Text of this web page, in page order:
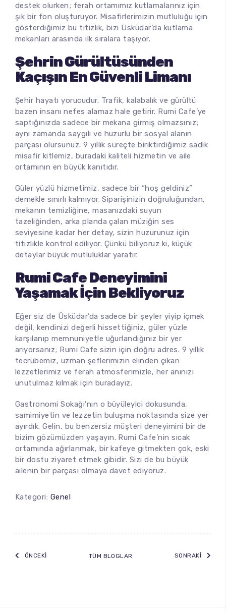
destek olurken; ferah ortamımız kutlamalarınız için
şık bir fon oluşturuyor. Misafirlerimizin mutluluğu için
gösterdiğimiz bu titizlik, bizi Üsküdar’da kutlama
mekanları arasında ilk sıralara taşıyor.
Şehrin Gürültüsünden
Kaçışın En Güvenli Limanı
Şehir hayatı yorucudur. Trafik, kalabalık ve gürültü
bazen insanı nefes alamaz hale getirir. Rumi Cafe’ye
saptığınızda sadece bir mekana girmiş olmazsınız;
aynı zamanda saygılı ve huzurlu bir sosyal alanın
parçası olursunuz. 9 yıllık süreçte biriktirdiğimiz sadık
misafir kitlemiz, buradaki kaliteli hizmetin ve aile
ortamının en büyük kanıtıdır.
Güler yüzlü hizmetimiz, sadece bir “hoş geldiniz”
demekle sınırlı kalmıyor. Siparişinizin doğruluğundan,
mekanın temizliğine, masanızdaki suyun
tazeliğinden, arka planda çalan müziğin ses
seviyesine kadar her detay, sizin huzurunuz için
titizlikle kontrol ediliyor. Çünkü biliyoruz ki, küçük
detaylar büyük mutluluklar yaratır.
Rumi Cafe Deneyimini
Yaşamak İçin Bekliyoruz
Eğer siz de Üsküdar’da sadece bir şeyler yiyip içmek
değil, kendinizi değerli hissettiğiniz, güler yüzle
karşılanıp memnuniyetle uğurlandığınız bir yer
arıyorsanız; Rumi Cafe sizin için doğru adres. 9 yıllık
tecrübemiz, uzman şeflerimizin elinden çıkan
lezzetlerimiz ve ferah atmosferimizle, her anınızı
unutulmaz kılmak için buradayız.
Gastronomi Sokağı’nın o büyüleyici dokusunda,
samimiyetin ve lezzetin buluşma noktasında size yer
ayırdık. Gelin, bu benzersiz müşteri deneyimini bir de
bizim gözümüzden yaşayın. Rumi Cafe’nin sıcak
ortamında ağırlanmak, bir kafeye gitmekten çok, eski
bir dostu ziyaret etmek gibidir. Sizi de bu büyük
ailenin bir parçası olmaya davet ediyoruz.
Kategori: Genel
ÖNCEKI TÜM BLOGLAR SONRAKI